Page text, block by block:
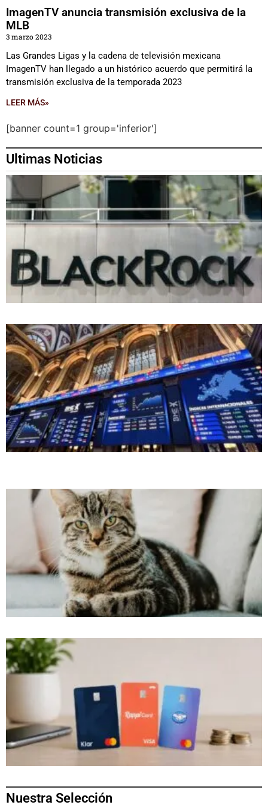
ImagenTV anuncia transmisión exclusiva de la
MLB
3 marzo 2023
Las Grandes Ligas y la cadena de televisión mexicana
ImagenTV han llegado a un histórico acuerdo que permitirá la
transmisión exclusiva de la temporada 2023
LEER MÁS»
[banner count=1 group='inferior']
Ultimas Noticias
Nuestra Selección